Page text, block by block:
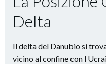
Delta
Il delta del Danubio si
vicino al confine con l